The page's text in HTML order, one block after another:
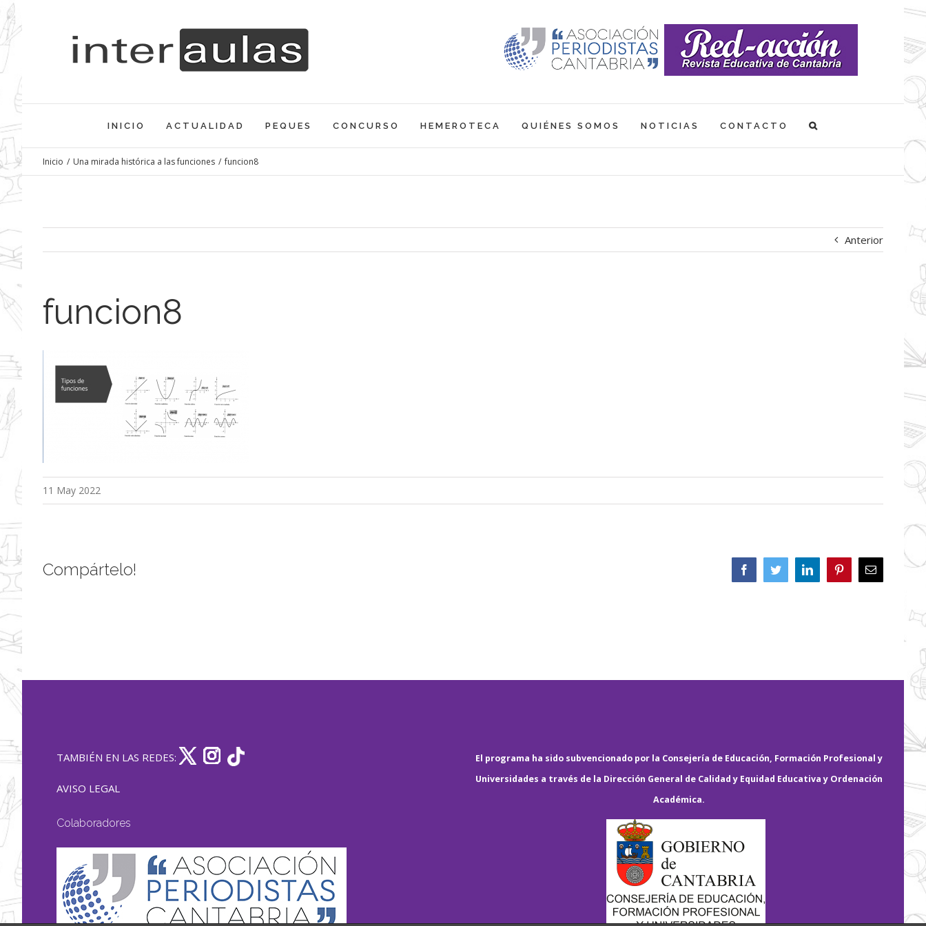
Saltar
al
contenido
INICIO ACTUALIDAD PEQUES CONCURSO HEMEROTECA QUIÉNES SOMOS NOTICIAS CONTACTO
Inicio / Una mirada histórica a las funciones / funcion8
Anterior
funcion8
11 May 2022
Compártelo! FacebookTwitterLinkedIn PinterestCorreo
electrónico
TAMBIÉN EN LAS REDES:
AVISO LEGAL
Colaboradores
El programa ha sido subvencionado por la Consejería de Educación, Formación Profesional y
Universidades a través de la Dirección General de Calidad y Equidad Educativa y Ordenación
Académica.